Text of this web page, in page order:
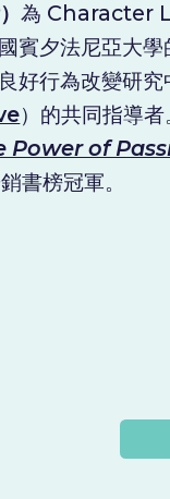
為 Character
賓夕法尼亞大
好行為改變研究
）的共同指導
Power of
書榜冠軍。